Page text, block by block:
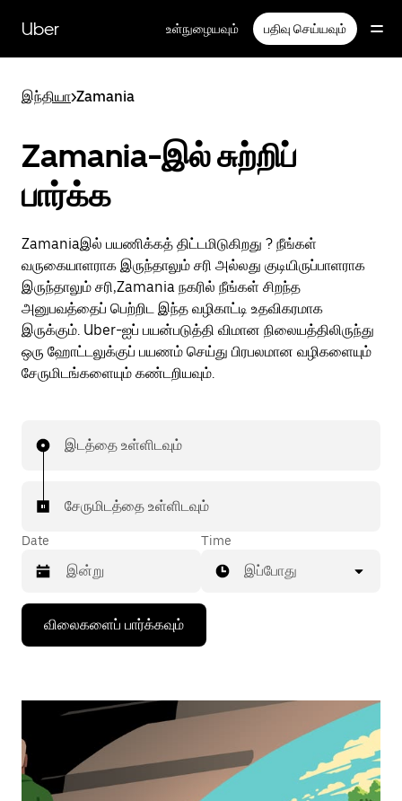
பக்கத்திற்குச்
செல்லவும்
Uber உள்நுழையவும் பதிவு செய்யவும்
இந்தியா>Zamania
Zamania-இல் சுற்றிப்
பார்க்க
Zamaniaஇல் பயணிக்கத் திட்டமிடுகிறது ? நீங்கள்
வருகையாளராக இருந்தாலும் சரி அல்லது குடியிருப்பாளராக
இருந்தாலும் சரி,Zamania நகரில் நீங்கள் சிறந்த
அனுபவத்தைப் பெற்றிட இந்த வழிகாட்டி உதவிகரமாக
இருக்கும். Uber-ஐப் பயன்படுத்தி விமான நிலையத்திலிருந்து
ஒரு ஹோட்டலுக்குப் பயணம் செய்து பிரபலமான வழிகளையும்
சேருமிடங்களையும் கண்டறியவும்.
இடத்தை உள்ளிடவும்
சேருமிடத்தை உள்ளிடவும்
Date
கீழ்நோக்கிய
அம்புக்குறியை
அழுத்தி
தேர்ந்தெடுக்கவும்.
மூட
எஸ்கேப்
பொத்தான்
அழுத்தவும்.
Time
இப்போது
விலைகளைப் பார்க்கவும்